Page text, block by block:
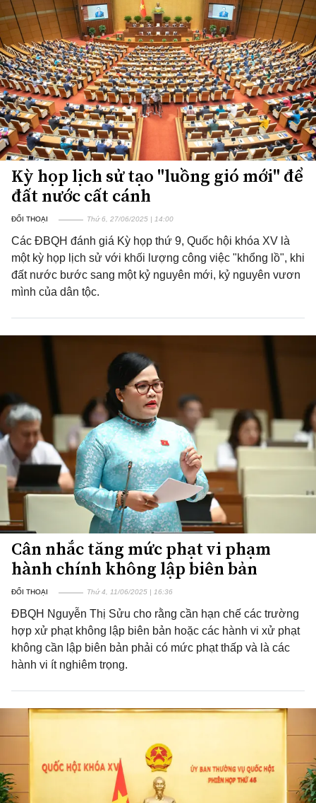
Kỳ họp lịch sử tạo "luồng gió mới" để
đất nước cất cánh
ĐỐI THOẠI Thứ 6, 27/06/2025 | 14:00
Các ĐBQH đánh giá Kỳ họp thứ 9, Quốc hội khóa XV là
một kỳ họp lịch sử với khối lượng công việc "khổng lồ", khi
đất nước bước sang một kỷ nguyên mới, kỷ nguyên vươn
mình của dân tộc.
Cân nhắc tăng mức phạt vi phạm
hành chính không lập biên bản
ĐỐI THOẠI Thứ 4, 11/06/2025 | 16:36
ĐBQH Nguyễn Thị Sửu cho rằng cần hạn chế các trường
hợp xử phạt không lập biên bản hoặc các hành vi xử phạt
không cần lập biên bản phải có mức phạt thấp và là các
hành vi ít nghiêm trọng.